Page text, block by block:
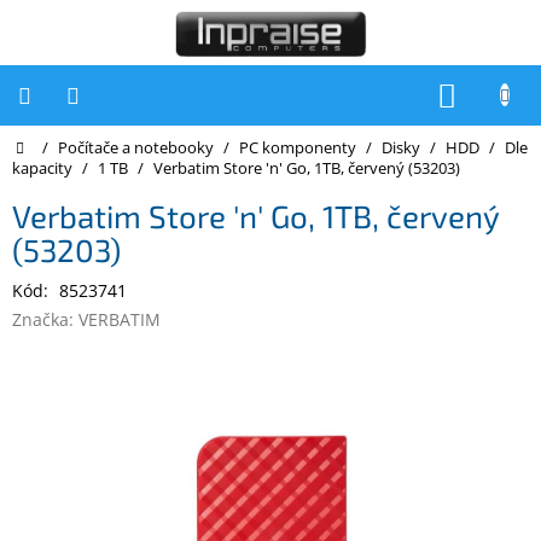
Počítače
Inpraise
Notebooky
Tiskárny
Domů
/ Počítače a notebooky / PC komponenty / Disky / HDD / Dle
kapacity / 1 TB / Verbatim Store 'n' Go, 1TB, červený (53203)
Verbatim Store 'n' Go, 1TB, červený
(53203)
Kód: 8523741
Značka: VERBATIM